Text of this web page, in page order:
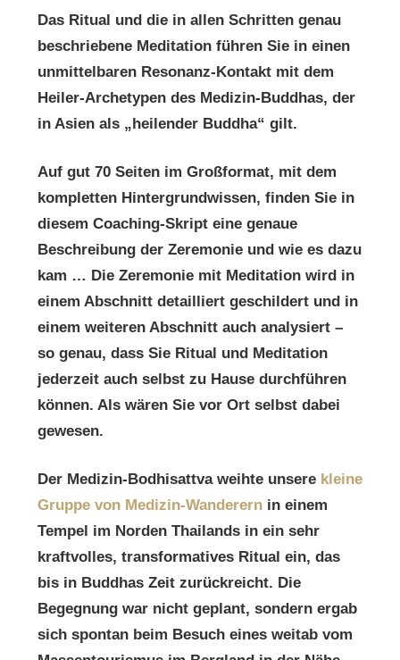
Das Ritual und die in allen Schritten genau
beschriebene Meditation führen Sie in einen
unmittelbaren Resonanz-Kontakt mit dem
Heiler-Archetypen des Medizin-Buddhas, der
in Asien als „heilender Buddha“ gilt.
Auf gut 70 Seiten im Großformat, mit dem
kompletten Hintergrundwissen, finden Sie in
diesem Coaching-Skript eine genaue
Beschreibung der Zeremonie und wie es dazu
kam … Die Zeremonie mit Meditation wird in
einem Abschnitt detailliert geschildert und in
einem weiteren Abschnitt auch analysiert –
so genau, dass Sie Ritual und Meditation
jederzeit auch selbst zu Hause durchführen
können. Als wären Sie vor Ort selbst dabei
gewesen.
Der Medizin-Bodhisattva weihte unsere kleine
Gruppe von Medizin-Wanderern in einem
Tempel im Norden Thailands in ein sehr
kraftvolles, transformatives Ritual ein, das
bis in Buddhas Zeit zurückreicht. Die
Begegnung war nicht geplant, sondern ergab
sich spontan beim Besuch eines weitab vom